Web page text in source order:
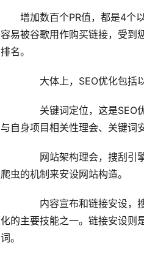
增加数百个PR值，都是4个
容易被谷歌用作购买链接，受到
排名。
大体上，SEO优化包括
关键词定位，这是SEO优
与自身项目相关性理会、关键词
网站架构理会，搜刮引擎
爬虫的机制来安设网站构造。
内容宣布和链接安设，搜
化的主要技能之一。链接安设则
词。